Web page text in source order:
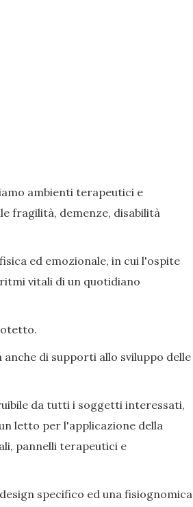
ambienti terapeutici e
fragilità, demenze, disabilità
ed emozionale, in cui l'ospite
vitali di un quotidiano
di supporti allo sviluppo delle
da tutti i soggetti interessati,
letto per l'applicazione della
pannelli terapeutici e
specifico ed una fisiognomica